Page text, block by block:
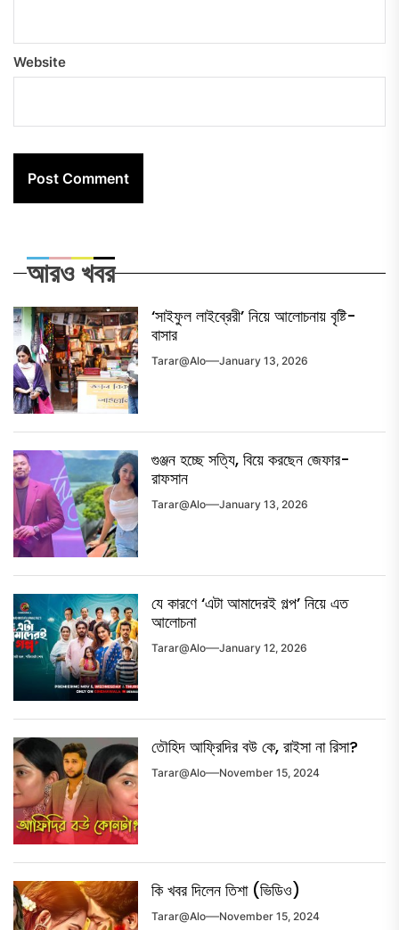
Website
আরও খবর
‘সাইফুল লাইব্রেরী’ নিয়ে আলোচনায় বৃষ্টি-
বাসার
Tarar@alo January 13, 2026
গুঞ্জন হচ্ছে সত্যি, বিয়ে করছেন জেফার-
রাফসান
Tarar@alo January 13, 2026
যে কারণে ‘এটা আমাদেরই গল্প’ নিয়ে এত
আলোচনা
Tarar@alo January 12, 2026
তৌহিদ আফ্রিদির বউ কে, রাইসা না রিসা?
Tarar@alo November 15, 2024
কি খবর দিলেন তিশা (ভিডিও)
Tarar@alo November 15, 2024